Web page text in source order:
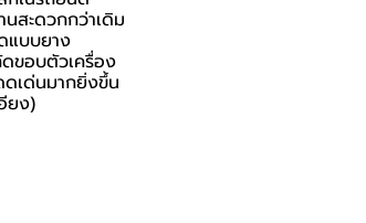
สะดวกกว่าเดิม
แบบยาง
ขอบตัวเครื่อง
ดเด่นมากยิ่งขึ้น
ยง)